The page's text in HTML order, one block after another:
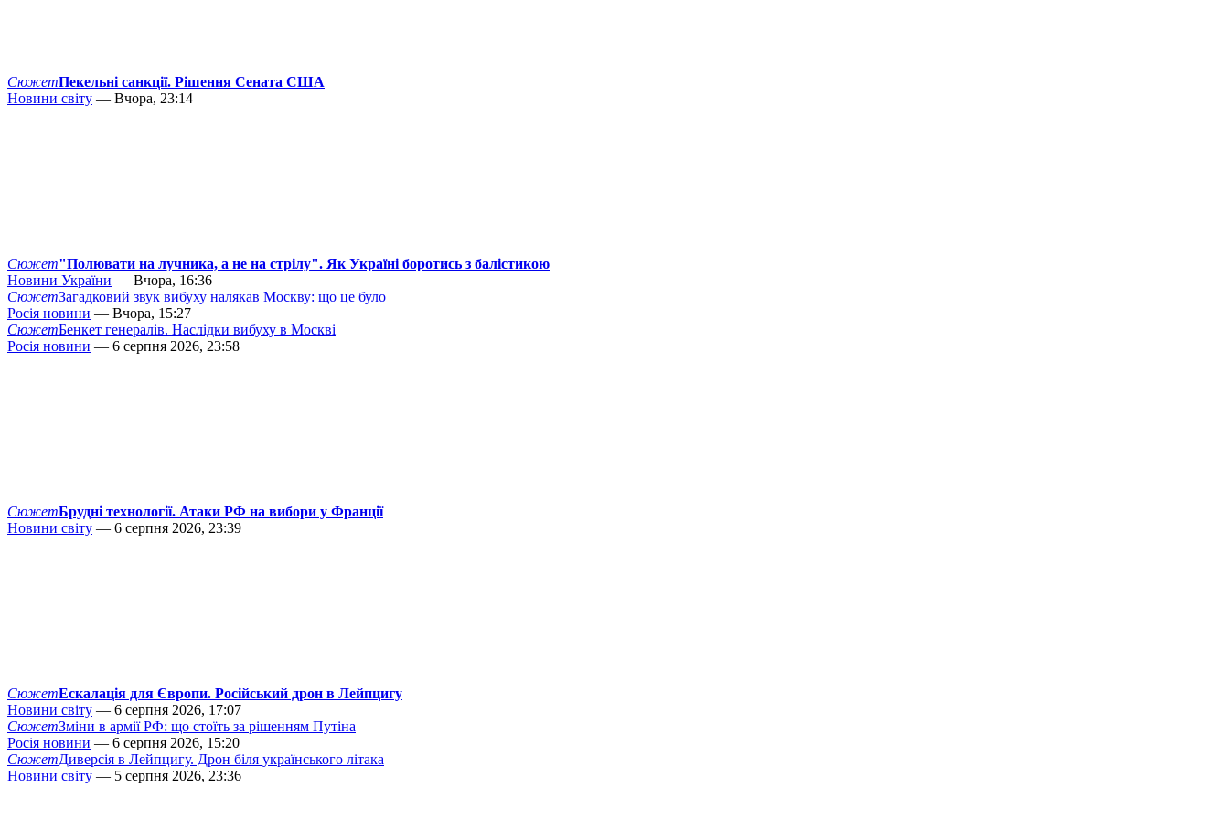
СюжетПекельні санкції. Рішення Сената США
Новини світу — Вчора, 23:14
Сюжет"Полювати на лучника, а не на стрілу". Як Україні боротись з балістикою
Новини України — Вчора, 16:36
СюжетЗагадковий звук вибуху налякав Москву: що це було
Росія новини — Вчора, 15:27
СюжетБенкет генералів. Наслідки вибуху в Москві
Росія новини — 6 серпня 2026, 23:58
СюжетБрудні технології. Атаки РФ на вибори у Франції
Новини світу — 6 серпня 2026, 23:39
СюжетЕскалація для Європи. Російський дрон в Лейпцигу
Новини світу — 6 серпня 2026, 17:07
СюжетЗміни в армії РФ: що стоїть за рішенням Путіна
Росія новини — 6 серпня 2026, 15:20
СюжетДиверсія в Лейпцигу. Дрон біля українського літака
Новини світу — 5 серпня 2026, 23:36